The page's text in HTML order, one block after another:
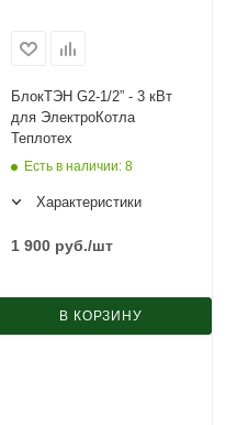
БлокТЭН G2-1/2” - 3 кВт
для ЭлектроКотла
Теплотех
Есть в наличии: 8
Характеристики
1 900 руб./шт
В КОРЗИНУ